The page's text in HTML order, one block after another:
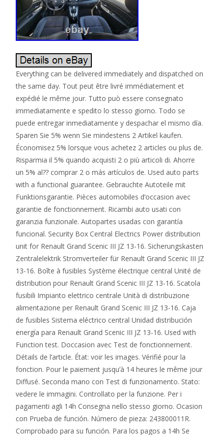
Everything can be delivered immediately and dispatched on the same day. Tout peut être livré immédiatement et expédié le même jour. Tutto può essere consegnato immediatamente e spedito lo stesso giorno. Todo se puede entregar inmediatamente y despachar el mismo día. Sparen Sie 5% wenn Sie mindestens 2 Artikel kaufen. Économisez 5% lorsque vous achetez 2 articles ou plus de. Risparmia il 5% quando acquisti 2 o più articoli di. Ahorre un 5% al?? comprar 2 o más artículos de. Used auto parts with a functional guarantee. Gebrauchte Autoteile mit Funktionsgarantie. Pièces automobiles d’occasion avec garantie de fonctionnement. Ricambi auto usati con garanzia funzionale. Autopartes usadas con garantía funcional. Security Box Central Electrics Power distribution unit for Renault Grand Scenic III JZ 13-16. Sicherungskasten Zentralelektrik Stromverteiler für Renault Grand Scenic III JZ 13-16. Boîte à fusibles Système électrique central Unité de distribution pour Renault Grand Scenic III JZ 13-16. Scatola fusibili Impianto elettrico centrale Unità di distribuzione alimentazione per Renault Grand Scenic III JZ 13-16. Caja de fusibles Sistema eléctrico central Unidad distribución energía para Renault Grand Scenic III JZ 13-16. Used with Function test. Doccasion avec Test de fonctionnement. Détails de l’article. État: voir les images. Vérifié pour la fonction. Pour le paiement jusqu’à 14 heures le même jour Diffusé. Seconda mano con Test di funzionamento. Stato: vedere le immagini. Controllato per la funzione. Per i pagamenti agli 14h Consegna nello stesso giorno. Ocasion con Prueba de función. Número de pieza: 243800011R. Comprobado para su función. Para los pagos a 14h Se distribuye mismo día. Information about the article. Informations sur l’article. Información sobre el artículo. Scenic III JZ 13-16. Diesel dCi 1,5 81KW. Código de color interior. The exact state of the clutch disc is unknown to us. This should be replaced by a new one when replacing the two-ma. État: voir les images Attention au centre de la vente aux enchères est le volant bimasse le disque d”embrayage est un élément consommable et est en effet souvent réglé mais ce n”est pas une raison de se plaindre. La condition exacte du disque d”embrayage est inco. Stato: vedere le immagini L”attenzione al centro dell”asta è il volano a doppia massa il disco frizione è un articolo di consumo ed è anzi spesso risolta ma non è un motivo di reclamo. Esatte condizioni del disco frizione è sconosciuta a noi questo deve effettivamente es. Estado: ver fotos Atención en el centro de la subasta es el volante de inercia de doble masa el disco de embrague es un artículo consumible y se instaló de hecho a menudo pero no es un motivo de queja. La condición exacta del disco de embrague es desconocido para nosotro. Vehicle use list is only used for a rough selection of compatible vehicles. It is not guaranteed to fit in all vehicles displayed. If you are not sure, send us your chassis number so that we can check compatibility using the parts catalog, in many cases a reliable check is possible. There are many differences / changes within a series. Wenn die Teilenummer 243800011R oder eine der OEM Nummern mit Ihrer übereinstimmt dann ist die Kompatibilität zu 95 Prozent gegeben. Fahrzeugverwendungsliste dient nur der groben Auswahl der kompatiblen Fahrzeuge. Es wird nicht garantiert, dass es in alle angezeigten Fahrzeuge passt. Es gibt sehr viele Unterschiede/Änderungen innerhalb einer Baureihe. Sie sollen vor dem Kauf die Bilder und auf jeden Fall die Teilenummer (wenn vorhanden) vergleichen. Wenn Sie nicht sicher sind, senden Sie uns Ihre Fahrgestellnummer zu, damit wir die Komapatibilität über Teilekatlaog prüfen können. In vielen Fällen ist bei uns eine sichere Prüfung möglich. La liste d’utilisation des véhicules n’est utilisée que pour une sélection approximative de véhicules compatibles. Il n’est pas garanti de s’adapter à tous les véhicules exposés. Avant d’acheter, vous devez comparer les images et dans tous les cas le numéro de pièce (si disponible). Si vous n’êtes pas sûr, envoyez-nous votre numéro de châssis afin que nous puissions vérifier la compatibilité à l’aide du catalogue de pièces, dans de nombreux cas, un contrôle fiable est possible. Il existe de nombreuses différences / changements dans une série. L’elenco di utilizzo del veicolo viene utilizzato solo per una selezione approssimativa di veicoli compatibili. Non è garantito che si adatti a tutti i veicoli visualizzati. Prima di acquistare è necessario confrontare le immagini e comunque il codice articolo (se disponibile). Se non sei sicuro, inviaci il tuo numero di telaio in modo da poter verificare la compatibilità utilizzando il catalogo dei ricambi, in molti casi è possibile un controllo affidabile. Ci sono molte differenze / modifiche all’interno di una serie. La lista de uso de vehículos solo se utiliza para una selección aproximada de vehículos compatibles. No se garantiza que se ajuste a todos los vehículos mostrados. Antes de comprar, debe comparar las imágenes y, en cualquier caso, el número de pieza (si está disponible). Si no está seguro, envíenos su número de chasis para que podamos verificar la compatibilidad utilizando el catálogo de piezas, en muchos casos es posible una verificación confiable. Hay muchas diferencias / cambios dentro de una serie. Our expertise is Your Security. Unsere Kompetenz ist Ihre Sicherheit. Notre savoir-faire est votre sécurité. La nostra esperienza è la vostra sicurezza. Nuestra experiencia es su seguridad. Our staff has many years of experience in the field of car recycling and online trading. For further information on this topic please read the terms of cancellation and the terms and conditions below. Alle unsere Mitarbeiter haben langjährige Erfahrung im Bereich Autoverwertung und Onlinehandel. HighLine Autoteile GmbH steht für höchste Qualität und einen umfassenden, professionellen Service. 30 Tage Rückgaberecht auf alle Teile. Genaue Informationen dazu können Sie der Widerrufsbelehrung sowie den allgemeinen Geschäftsbedingungen weiter unten entnehmen. Les membres de notre équipe ont une expérience de longue durée dans le recyclage de voitures et la vente en ligne. HighLine Autoteile Gmbh est reconnue pour la qualité et le professionnalisme de ses services. 30 jours de droit de rétraction sur toutes les pièces. Pour plus d’informations consultez les conditions générales ainsi que les conditions de rétraction plus bas sur le site. Tutto il nostro personale hanno anni di esperienza nel recupero automobilistico e trading online. Highline Automotive Parts GmbH è sinonimo di alta qualità e un servizio professionale completo. 30 giorni politica di rimpatrio su tutte le parti. Informazioni dettagliate, è possibile la cancellazione econsultare i termini e le condizioni qui di seguito. Todo nuestro personal tienen años de experiencia en la recuperación de la automoción y el comercio en línea. Highline Refacciones Automotrices GmbH es sinónimo de la más alta calidad y un servicio profesional integral. 30 días política de retorno en todas partes. Información detallada, puede hacer de la cancelación yse refieren a los términos y condiciones siguientes. We only use authentic pictures. All other parts from the depicted vehicle can be bought ->here. Unfortunately we have no way to do a compatibility check for you due to a lack of software. We provide you with a wide range of data and pictures to help you on your decision making. As a consequence a subsequent change of your address might not be possible. Errors may occur due to translation. View the original text in German. Wir verwenden immer original Bilder in der Artikelbeschreibung. Auch der Lieferumfang ist den Bildern zu entnehmen. Auf alle unsere Teile bekommen Sie Funktions versprechen, es sei denn, dass das Teil ausdrücklich als defekt verkauft wird. Alle noch verfügbaren Teile aus dem abgebildeten Fahrzeug sind ->HIER. Bitte vergleichen Sie die hier angegebenen Teilenummern mit dem Ersatzteil von Ihrem Fahrzeug, oder lassen Sie uns mit Hilfe ihrer Fahrgestellnummer, die Komapibilität prüfen. Alle Teile können Sie auch direkt bei uns in Linkenheim-Hochstetten bei Karlsruhe abholen, um die Versandkosten sparen. Viele Teile passen auch zu anderen Fahrzeugen. Bitte Teilenummern vergleichen oder beim Händler erfragen. Sollten Sie ein Teil nicht finden, ist es möglicherweise schon verkauft oder aussortiert worden. In machen Fällen ist der Mwst Satz 0% Differenzbesteuerung. Wir versenden sofort bei Geldeingang bis 14 Uhr, deswegen können nachträgliche Adressänderungen häufig nicht berücksichtigt werden. Versand ins Ausland ist möglich, wählen Sie einfach bei der Versandart Ihr Land aus und Sie können den Versandpreis direkt sehen. Wenn Ihr Land nicht aufgeführt ist, dann ist eder Versand nicht möglich. Beim Versand sperriger Güter wie z. Getriebe, Motoren, Sitzausstattungen bzw. Karosserieteile benötigen wir für einen reibungslosen Versand unbedingt Ihre Telefonnummer für die Spedition und eine gewerbliche Anschrift damit der Versand ohne Avisierung erfolgen kann, daß spart ca. Sie bekommen nach Ihrer Bestellung einen Link, um den aktuellen Bestell- und Versandstatus einzusehen. Con noi, si vedono solo le immagini originali si ottiene dalle parti e anche la consegna è dettagliato nelle immagini. È possibile ottenere tutte le nostre parti dispongono di una garanzia, se la parte è espressamente venduto come rotto. Abbiamo molte altre parti di veicoli impostate tutte le parti sono ancora disponibili, per favore cercarlo nel negozio: GO. Si prega di confrontare i numeri di parte di cui con una parte nel vostro veicolo, purtroppo non abbiamo alcun modo la mancanza di software, se un indumento adatto per controllare in auto, diamo a tutti i dati e le immagini multiple, è necessario decidere se l’articolo anche si adatta con te. Naturalmente si può prendere parte direttamente da noi. Molte parti inoltre si adattano altri veico